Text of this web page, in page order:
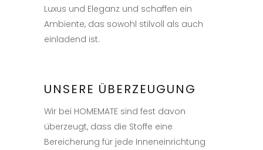
Luxus und Eleganz und schaffen ein
Ambiente, das sowohl stilvoll als auch
einladend ist.
UNSERE ÜBERZEUGUNG
Wir bei HOMEMATE sind fest davon
überzeugt, dass die Stoffe eine
Bereicherung für jede Inneneinrichtung